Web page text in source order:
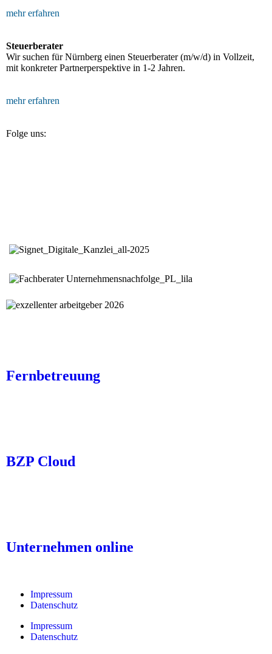
mehr erfahren
Steuerberater
Wir suchen für Nürnberg einen Steuerberater (m/w/d) in Vollzeit,
mit konkreter Partnerperspektive in 1-2 Jahren.
mehr erfahren
Folge uns:
Fernbetreuung
BZP Cloud
Unternehmen online
Impressum
Datenschutz
Impressum
Datenschutz